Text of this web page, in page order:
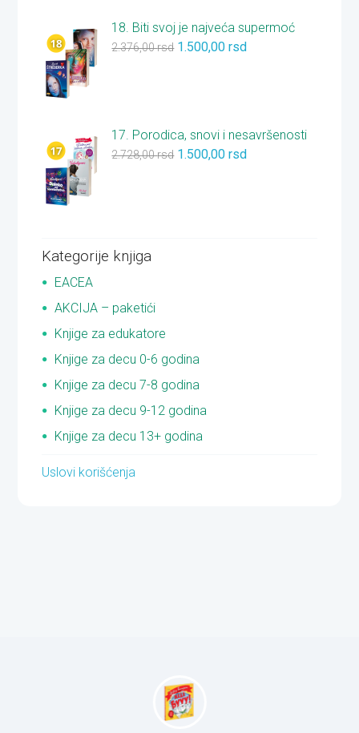
18. Biti svoj je najveća supermoć
2.376,00rsd 1.500,00rsd
17. Porodica, snovi i nesavršenosti
2.728,00rsd 1.500,00rsd
Kategorije knjiga
EACEA
AKCIJA – paketići
Knjige za edukatore
Knjige za decu 0-6 godina
Knjige za decu 7-8 godina
Knjige za decu 9-12 godina
Knjige za decu 13+ godina
Uslovi korišćenja